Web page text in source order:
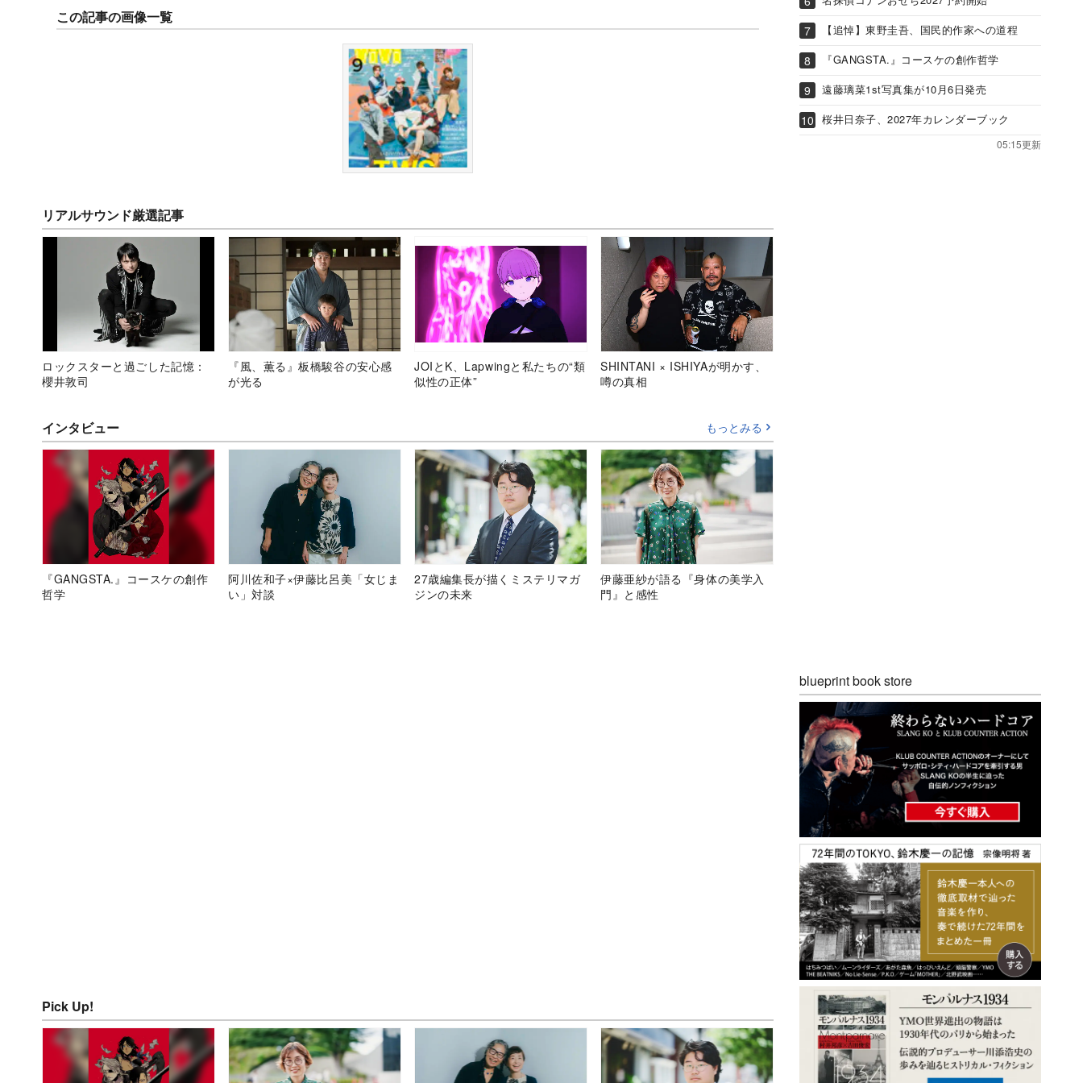
この記事の画像一覧
リアルサウンド厳選記事
ロックスターと過ごした記憶：
櫻井敦司
『風、薫る』板橋駿谷の安心感
が光る
JOIとK、Lapwingと私たちの“類
似性の正体”
SHINTANI × ISHIYAが明かす、
噂の真相
インタビュー もっとみる
『GANGSTA.』コースケの創作
哲学
阿川佐和子×伊藤比呂美「女じま
い」対談
27歳編集長が描くミステリマガ
ジンの未来
伊藤亜紗が語る『身体の美学入
門』と感性
Pick Up!
【追悼】東野圭吾、国民的作家への道程
『GANGSTA.』コースケの創作哲学
遠藤璃菜1st写真集が10月6日発売
桜井日奈子、2027年カレンダーブック
05:15更新
blueprint book store